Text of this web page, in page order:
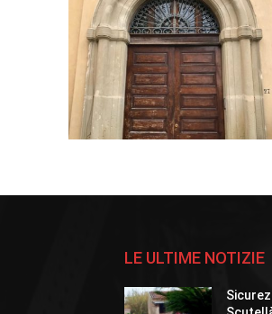
LE ULTIME NOTIZIE